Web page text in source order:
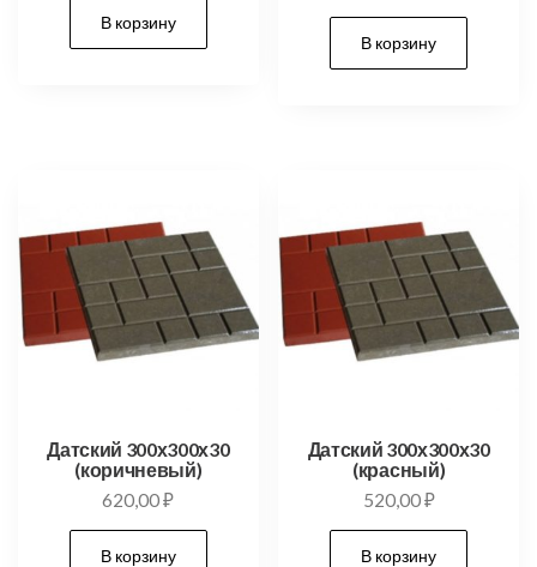
В корзину
В корзину
Датский 300х300х30
(коричневый)
620,00₽
В корзину
Датский 300х300х30
(красный)
520,00₽
В корзину